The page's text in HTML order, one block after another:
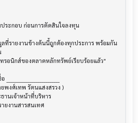
รวม
ระกอบ ก่อนการตัดสินใจลงทุน